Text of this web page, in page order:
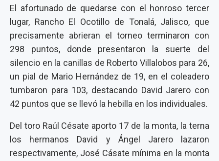
El afortunado de quedarse con el honroso tercer
lugar, Rancho El Ocotillo de Tonalá, Jalisco, que
precisamente abrieran el torneo terminaron con
298 puntos, donde presentaron la suerte del
silencio en la canillas de Roberto Villalobos para 26,
un pial de Mario Hernández de 19, en el coleadero
tumbaron para 103, destacando David Jarero con
42 puntos que se llevó la hebilla en los individuales.
Del toro Raúl Césate aporto 17 de la monta, la terna
los hermanos David y Ángel Jarero lazaron
respectivamente, José Cásate mínima en la monta